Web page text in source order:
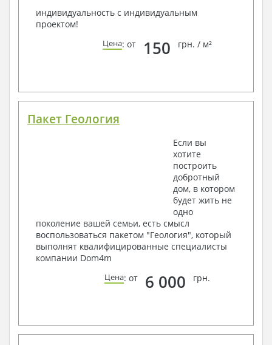
индивидуальность с индивидуальным
проектом!
Цена: от 150 грн. / м²
Пакет Геология
Если вы
хотите
построить
добротный
дом, в котором
будет жить не
одно
поколение вашей семьи, есть смысл
воспользоваться пакетом "Геология", который
выполнят квалифицированные специалисты
компании Dom4m
Цена: от 6 000 грн.